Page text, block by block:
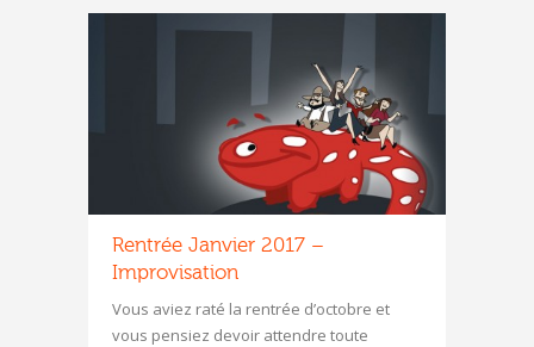
Rentrée Janvier 2017 –
Improvisation
Vous aviez raté la rentrée d’octobre et
vous pensiez devoir attendre toute